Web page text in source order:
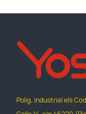
Polig. industrial els